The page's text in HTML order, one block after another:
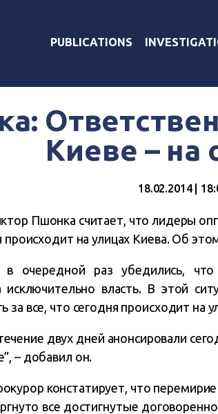
PUBLICATIONS
Киеве – на
18.02.2014 |
Пшонка считает, что лидеры
происходит на улицах Киева. Об
очередной раз убедились,
исключительно власть. В этой
за все, что сегодня происходит на
двух дней анонсировали
– добавил он.
констатирует, что
все достигнутые